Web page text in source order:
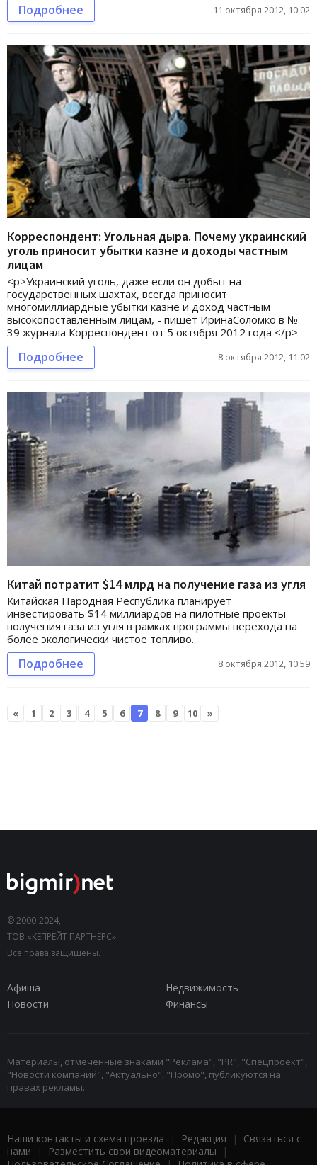
Подробнее 11 октября 2012, 10:02
Корреспондент: Угольная дыра. Почему украинский
уголь приносит убытки казне и доходы частным
лицам
<p>Украинский уголь, даже если он добыт на
государственных шахтах, всегда приносит
многомиллиардные убытки казне и доход частным
высокопоставленным лицам, - пишет ИринаСоломко в №
39 журнала Корреспондент от 5 октября 2012 года </p>
Подробнее 8 октября 2012, 11:02
Китай потратит $14 млрд на получение газа из угля
Китайская Народная Республика планирует
инвестировать $14 миллиардов на пилотные проекты
получения газа из угля в рамках программы перехода на
более экологически чистое топливо.
Подробнее 8 октября 2012, 10:59
« 1 2 3 4 5 6 7 8 9 10 »
© 2000-2024,
ТОВ «КЕПРЕЙТ ПАРТНЕРС».
Все права защищены.
Афиша
Недвижимость
Новости
Финансы
Материалы, отмеченные знаками "Реклама", "PR", "Спецпроект",
"Новости компаний", "Актуально", "Промо", публикуются на
правах рекламы.
Наши контакты и схема проезда | Редакция | Связаться с
нами | Разместить свои видеоматериалы |